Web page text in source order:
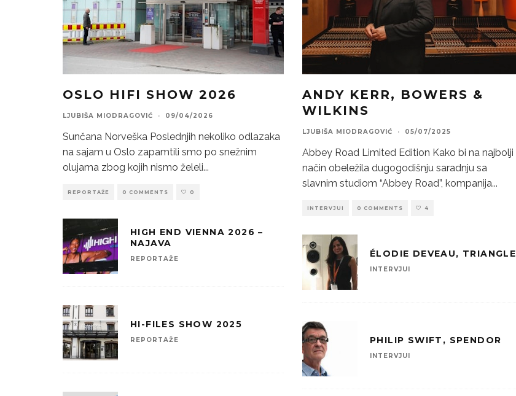
OSLO HIFI SHOW 2026
LJUBIŠA MIODRAGOVIĆ · 09/04/2026
Sunčana Norveška Poslednjih nekoliko odlazaka
na sajam u Oslo zapamtili smo po snežnim
olujama zbog kojih nismo želeli...
REPORTAŽE 0 COMMENTS 0
HIGH END VIENNA 2026 –
NAJAVA
REPORTAŽE
HI-FILES SHOW 2025
REPORTAŽE
ANDY KERR, BOWERS &
WILKINS
LJUBIŠA MIODRAGOVIĆ · 05/07/2025
Abbey Road Limited Edition Kako bi na najbolji
način obeležila dugogodišnju saradnju sa
slavnim studiom “Abbey Road”, kompanija...
INTERVJUI 0 COMMENTS 4
ÉLODIE DEVEAU, TRIANGLE
INTERVJUI
PHILIP SWIFT, SPENDOR
INTERVJUI